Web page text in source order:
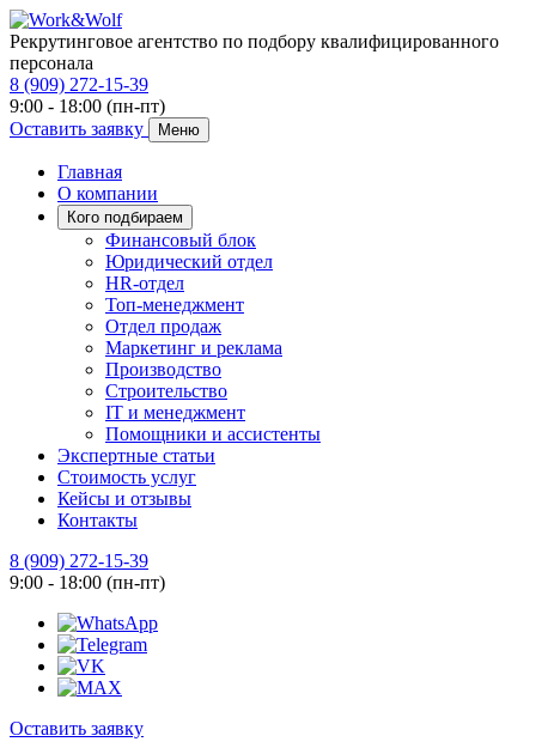
Рекрутинговое агентство по подбору квалифицированного
персонала
8 (909) 272-15-39
9:00 - 18:00 (пн-пт)
Оставить заявку
Меню
Главная
О компании
Кого подбираем
Финансовый блок
Юридический отдел
HR-отдел
Топ-менеджмент
Отдел продаж
Маркетинг и реклама
Производство
Строительство
IT и менеджмент
Помощники и ассистенты
Экспертные статьи
Стоимость услуг
Кейсы и отзывы
Контакты
8 (909) 272-15-39
9:00 - 18:00 (пн-пт)
Оставить заявку